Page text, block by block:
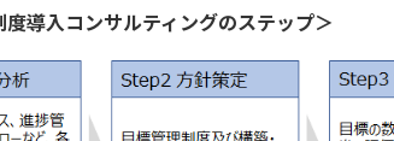
度導入コンサルティングのステップ＞